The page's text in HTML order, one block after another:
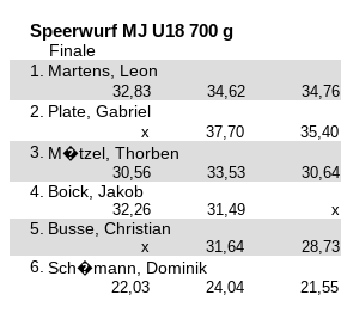
Speerwurf MJ U18 700 g
Finale
1.
Martens, Leon
32,83
34,62 34,76
2. Plate, Gabriel
x
37,70 35,40
3. M�tzel, Thorben
30,56
33,53 30,64
4. Boick, Jakob
32,26
31,49 x
5. Busse, Christian
x
31,64 28,73
6. Sch�mann, Dominik
22,03
24,04 21,55